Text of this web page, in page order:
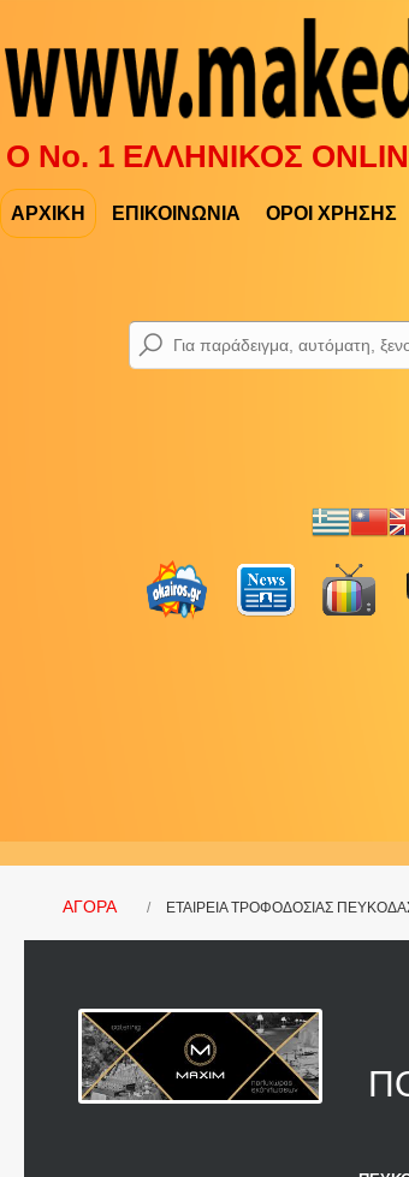
ΑΡΧΙΚΗ ΕΠΙΚΟΙΝΩΝΙΑ ΟΡΟΙ ΧΡΗΣΗΣ
Ο Νο. 1 ΕΛΛΗΝΙΚΟΣ
ΑΓΟΡΑ ΕΤΑΙΡΕΙΑ ΤΡΟΦΟΔΟΣΙΑΣ